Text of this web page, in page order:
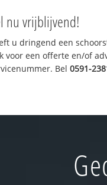
nu vrijblijvend!
u dringend een
voor een offerte en/of
Bel0591-